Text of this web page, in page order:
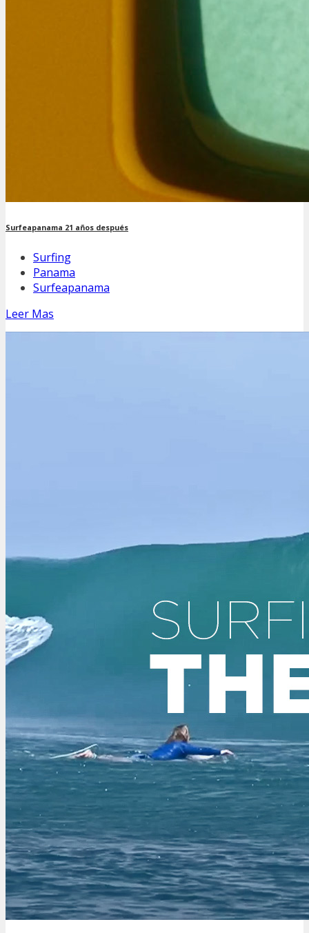
Surfeapanama 21 años después
Surfing
Panama
Surfeapanama
Leer Mas